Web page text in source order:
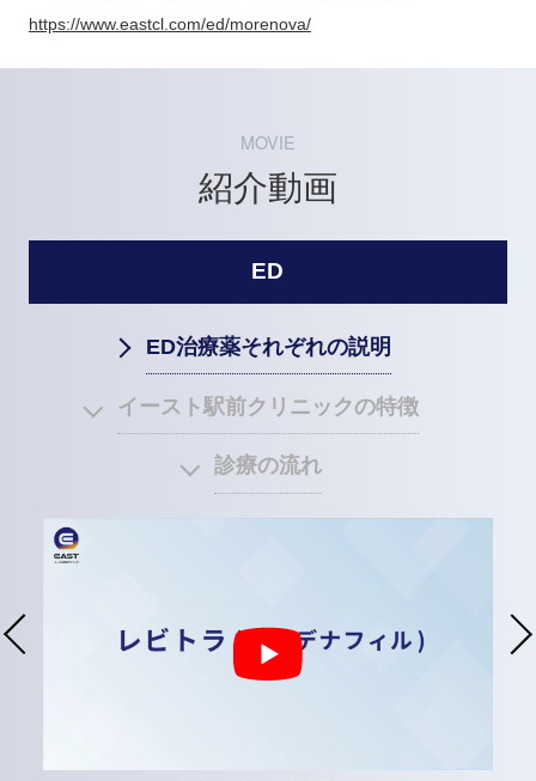
https://www.eastcl.com/ed/morenova/
MOVIE
紹介動画
ED
ED治療薬それぞれの説明
イースト駅前クリニックの特徴
診療の流れ